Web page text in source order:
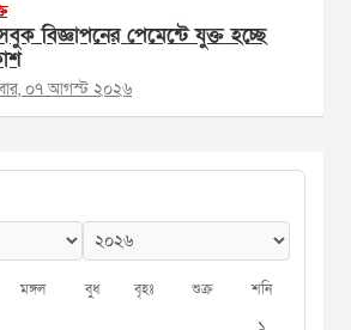
বিজ্ঞাপনের পেমেন্টে যুক্ত হচ্ছে
০৭ আগস্ট ২০২৬
মঙ্গল বুধ বৃহঃ শুক্র শনি